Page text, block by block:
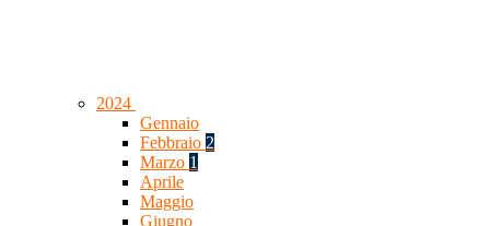
2024
Gennaio
Febbraio 2
Marzo 1
Aprile
Maggio
Giugno